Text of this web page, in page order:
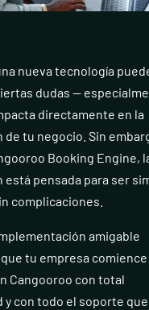
nueva tecnología
dudas —
directamente en la
de tu negocio. Sin
Booking Engine,
pensada para ser
complicaciones.
amigable
tu empresa comience
Cangooroo con total
y con todo el soporte que